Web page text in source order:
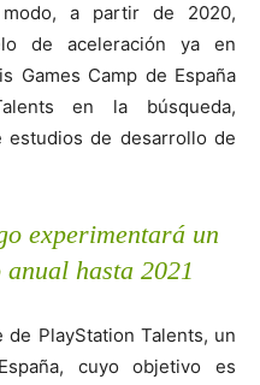
a partir de 2020,
de aceleración ya en
Games Camp de España
en la búsqueda,
estudios de desarrollo de
experimentará un
hasta 2021
de PlayStation Talents, un
cuyo objetivo es